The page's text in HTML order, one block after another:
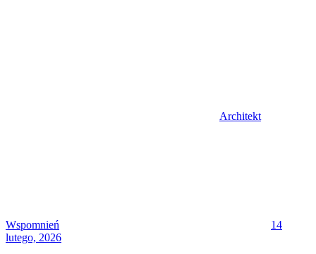
Architekt
Wspomnień
14
lutego, 2026